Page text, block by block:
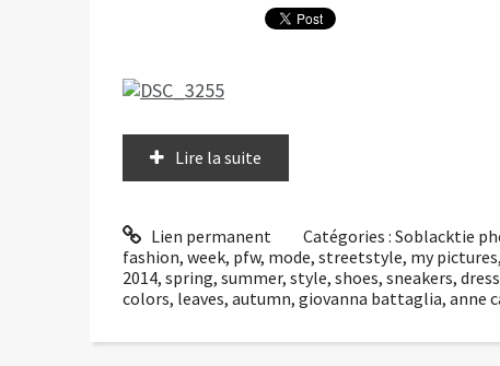
Lire la suite
Lien permanent Catégories :Soblacktie
fashion, week, pfw, mode, streetstyle, my pictures,
2014, spring, summer, style, shoes, sneakers, dress
colors, leaves, autumn, giovanna battaglia, anne